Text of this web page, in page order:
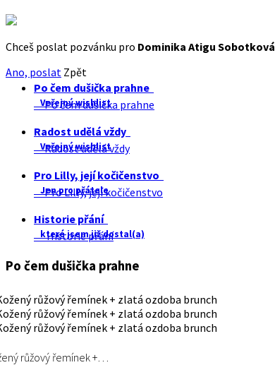
Chceš poslat pozvánku pro Dominika Atigu Sobotková
Ano, poslat Zpět
Po čem dušička prahne
Veřejný wishlist
Po čem dušička prahne
Radost udělá vždy
Veřejný wishlist
Radost udělá vždy
Pro Lilly, její kočičenstvo
Jen pro přátele
Pro Lilly, její kočičenstvo
Historie přání
které jsem již dostal(a)
Historie přání
Po čem dušička prahne
růžový řemínek +…